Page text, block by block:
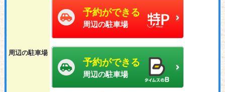
周辺の駐車場
予約ができる
周辺の駐車場
予約ができる
周辺の駐車場